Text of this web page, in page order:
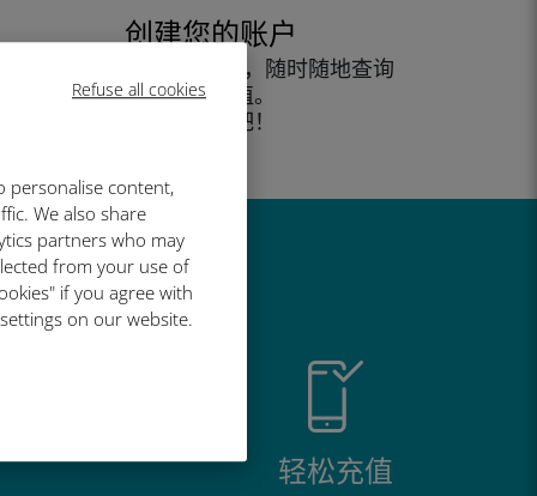
Refuse all cookies
personalise content,
We also share
partners who may
from your use of
if you agree with
on our website.
创建您的账户
开始使用您的数据套餐，随时随地查询
余额并充值。
尽情享受吧！
轻松充值